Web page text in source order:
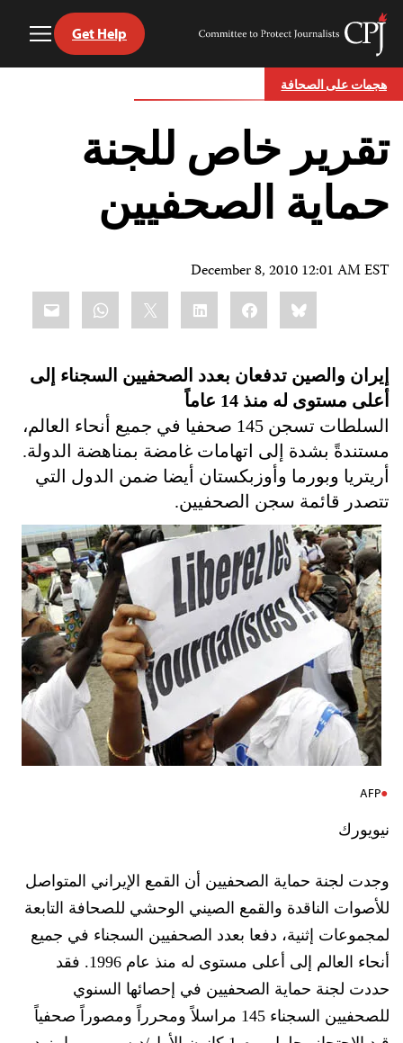
Skip
to
Committee
Protect
Journalists
Get Help
هجمات على الصحافة
تقرير خاص للجنة
حماية الصحفيين
December 8, 2010 12:01 AM EST
Bluesky
Facebook
LinkedIn
إيران والصين تدفعان بعدد الصحفيين السجناء إلى
أعلى مستوى له منذ 14 عاماً
السلطات تسجن
145 صحفيا في جميع أنحاء العالم،
مستندةً بشدة إلى اتهامات غامضة بمناهضة الدولة.
أريتريا وبورما وأوزبكستان
أيضا ضمن الدول التي
تتصدر قائمة سجن الصحفيين.
AFP
نيويورك
وجدت لجنة حماية الصحفيين أن القمع الإيراني المتواصل
للأصوات الناقدة والقمع الصيني الوحشي للصحافة التابعة
لمجموعات إثنية، دفعا بعدد الصحفيين السجناء في جميع
أنحاء العالم إلى أعلى مستوى له منذ عام 1996.
فقد
حددت لجنة حماية الصحفيين في إحصائها السنوي
للصحفيين السجناء 145 مراسلاً ومحرراً ومصوراً
صحفياً